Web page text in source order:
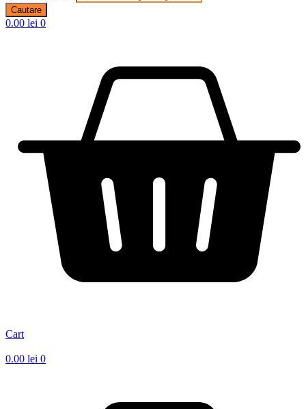
Cautare
0.00 lei 0
Cart
0.00 lei 0